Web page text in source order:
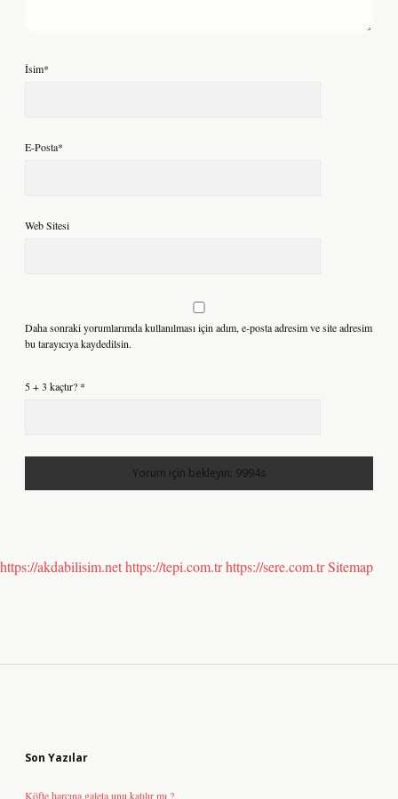
İsim*
E-Posta*
Web Sitesi
Daha sonraki yorumlarımda kullanılması için adım, e-posta adresim ve site adresim
bu tarayıcıya kaydedilsin.
5 + 3 kaçtır? *
https://akdabilisim.nethttps://tepi.com.trhttps://sere.com.trSitemap
Son Yazılar
Köfte harcına galeta unu katılır mı ?